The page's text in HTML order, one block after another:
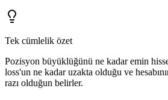
Tek cümlelik özet
Pozisyon büyüklüğünü ne kadar emin
loss'un ne kadar uzakta olduğu ve
razı olduğun belirler.